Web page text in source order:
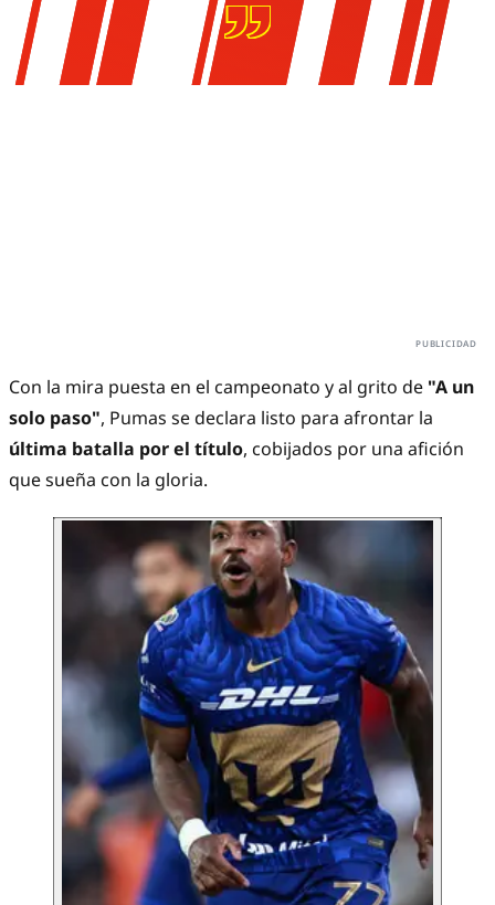
Con la mira puesta en el campeonato y al grito de "A un
solo paso", Pumas se declara listo para afrontar la
última batalla por el título, cobijados por una afición
que sueña con la gloria.